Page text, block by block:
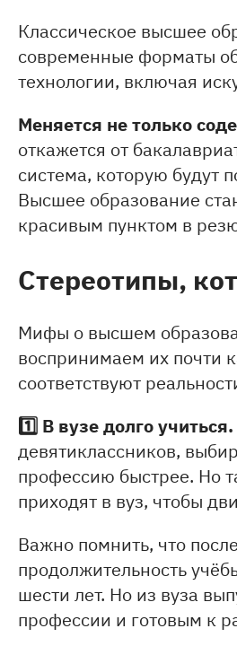
Классическое высшее
современные форматы
технологии, включая
Меняется не только
откажется от
система, которую будут
Высшее образование
красивым пунктом в
Стереотипы,
Мифы о высшем
воспринимаем их почти
соответствуют
1️⃣ В вузе долго учиться.
девятиклассников,
профессию быстрее. Но
приходят в вуз, чтобы
Важно помнить, что
продолжительность
шести лет. Но из вуза
профессии и готовым к